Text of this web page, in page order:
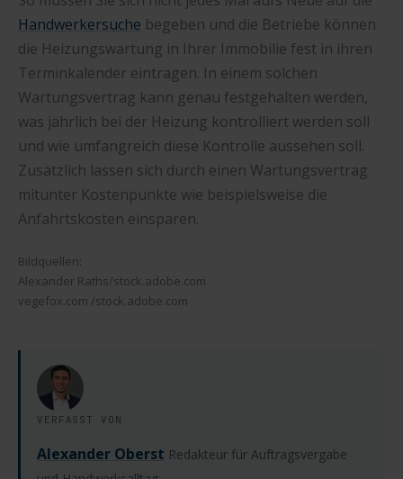
Handwerkersuche begeben und die Betriebe können
die Heizungswartung in Ihrer Immobilie fest in ihren
Terminkalender eintragen. In einem solchen
Wartungsvertrag kann genau festgehalten werden,
was jährlich bei der Heizung kontrolliert werden soll
und wie umfangreich diese Kontrolle aussehen soll.
Zusätzlich lassen sich durch einen Wartungsvertrag
mitunter Kostenpunkte wie beispielsweise die
Anfahrtskosten einsparen.
Bildquellen:
Alexander Raths/stock.adobe.com
vegefox.com /stock.adobe.com
VERFASST VON
Alexander Oberst Redakteur für Auftragsvergabe